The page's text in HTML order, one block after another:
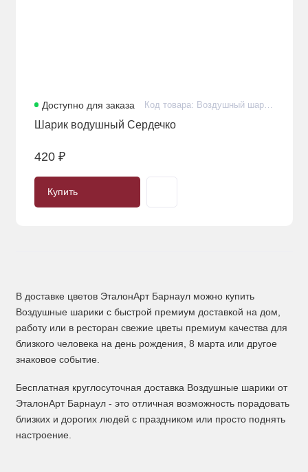
Доступно для заказа Код товара: Воздушный шарик гелиевый фольгированный премиум
Шарик водушный Сердечко
420 ₽
Купить
В доставке цветов ЭталонАрт Барнаул можно купить
Воздушные шарики с быстрой премиум доставкой на дом,
работу или в ресторан свежие цветы премиум качества для
близкого человека на день рождения, 8 марта или другое
знаковое событие.
Бесплатная круглосуточная доставка Воздушные шарики от
ЭталонАрт Барнаул - это отличная возможность порадовать
близких и дорогих людей с праздником или просто поднять
настроение.